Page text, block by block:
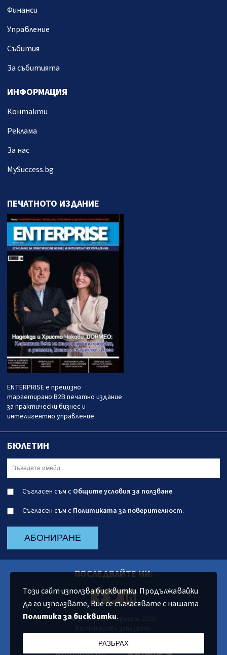
Финанси
Управление
Събития
За събитията
ИНФОРМАЦИЯ
Контакти
Реклама
За нас
MySuccess.bg
ПЕЧАТНОТО ИЗДАНИЕ
ENTERPRISE е прецизно
таргетирано B2B печатно издание
за практически бизнес и
интелигентно управление.
БЮЛЕТИН
Съгласен съм с Общите условия за ползване.
Съгласен съм с Политиката за поверителност.
АБОНИРАНЕ
ПОСЛЕДВАЙТЕ НИ:
© Enterprise Magazine 2026.
Този сайт използва бисквитки. Продължавайки
да го използвате, Вие се съгласявате с нашата
Политика за бисквитки.
РАЗБРАХ